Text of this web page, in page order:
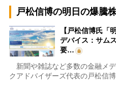
戸松信博の明日の爆騰
【戸松信博氏「
デバイス：サム
要…
新聞や雑誌など多数の金融メ
クアドバイザーズ代表の戸松信